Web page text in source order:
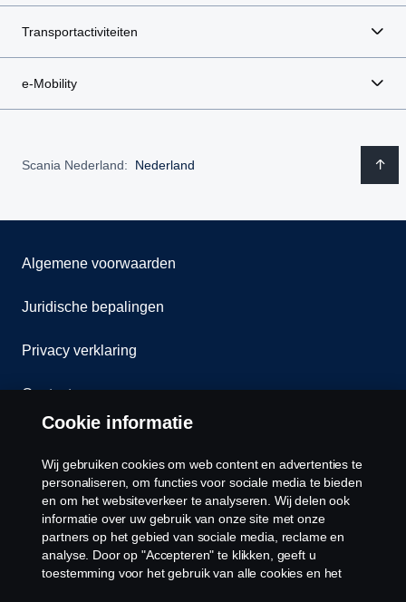
Transportactiviteiten
e-Mobility
Scania Nederland: Nederland
Algemene voorwaarden
Juridische bepalingen
Privacy verklaring
Contact
Cookiebeleid
Cookies
Cookie informatie
Wij gebruiken cookies om web content en advertenties te
personaliseren, om functies voor sociale media te bieden
en om het websiteverkeer te analyseren. Wij delen ook
informatie over uw gebruik van onze site met onze
partners op het gebied van sociale media, reclame en
analyse. Door op "Accepteren" te klikken, geeft u
toestemming voor het gebruik van alle cookies en het